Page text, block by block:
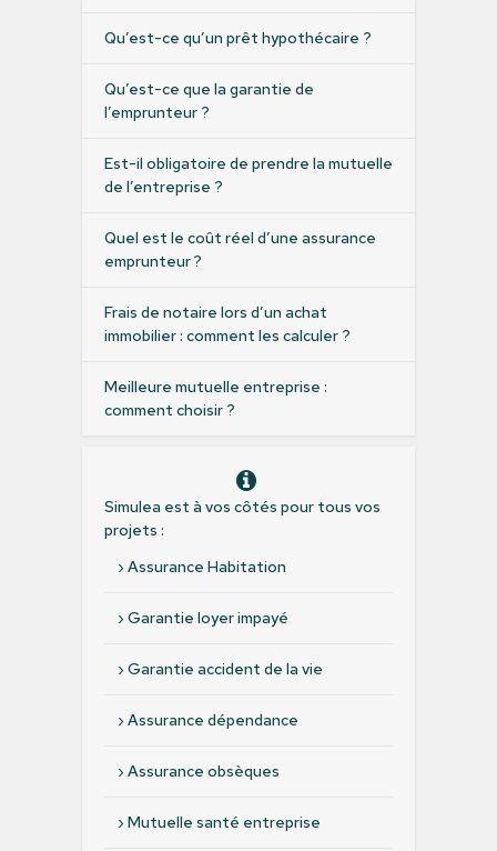
Qu’est-ce qu’un prêt hypothécaire ?
Qu’est-ce que la garantie de
l’emprunteur ?
Est-il obligatoire de prendre la mutuelle
de l’entreprise ?
Quel est le coût réel d’une assurance
emprunteur ?
Frais de notaire lors d’un achat
immobilier : comment les calculer ?
Meilleure mutuelle entreprise :
comment choisir ?
Simulea est à vos côtés pour tous vos
projets :
› Assurance Habitation
› Garantie loyer impayé
› Garantie accident de la vie
› Assurance dépendance
› Assurance obsèques
› Mutuelle santé entreprise